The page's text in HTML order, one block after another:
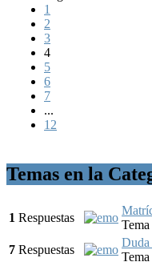
1
2
3
4
5
6
7
...
12
Temas en la
1 Respuestas
7 Respuestas
Duda